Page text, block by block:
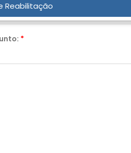
Reabilitação
*